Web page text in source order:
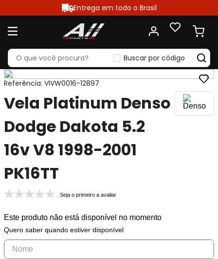
Entrega em todo o Brasil
Buscar por código
Referência: VIVW0016-12897
Vela Platinum Denso
Dodge Dakota 5.2
16v V8 1998-2001
PK16TT
Seja o primeiro a avaliar
Este produto não está disponível no momento
Quero saber quando estiver disponível